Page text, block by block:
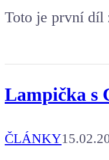
Toto je první díl
Lampička s
ČLÁNKY